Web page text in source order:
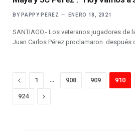
BY PAPPY PEREZ ENERO 18, 2021
SANTIAGO.- Los veteranos jugadores de
Juan Carlos Pérez proclamaron después
Previous
1 908 909 910
924 Next